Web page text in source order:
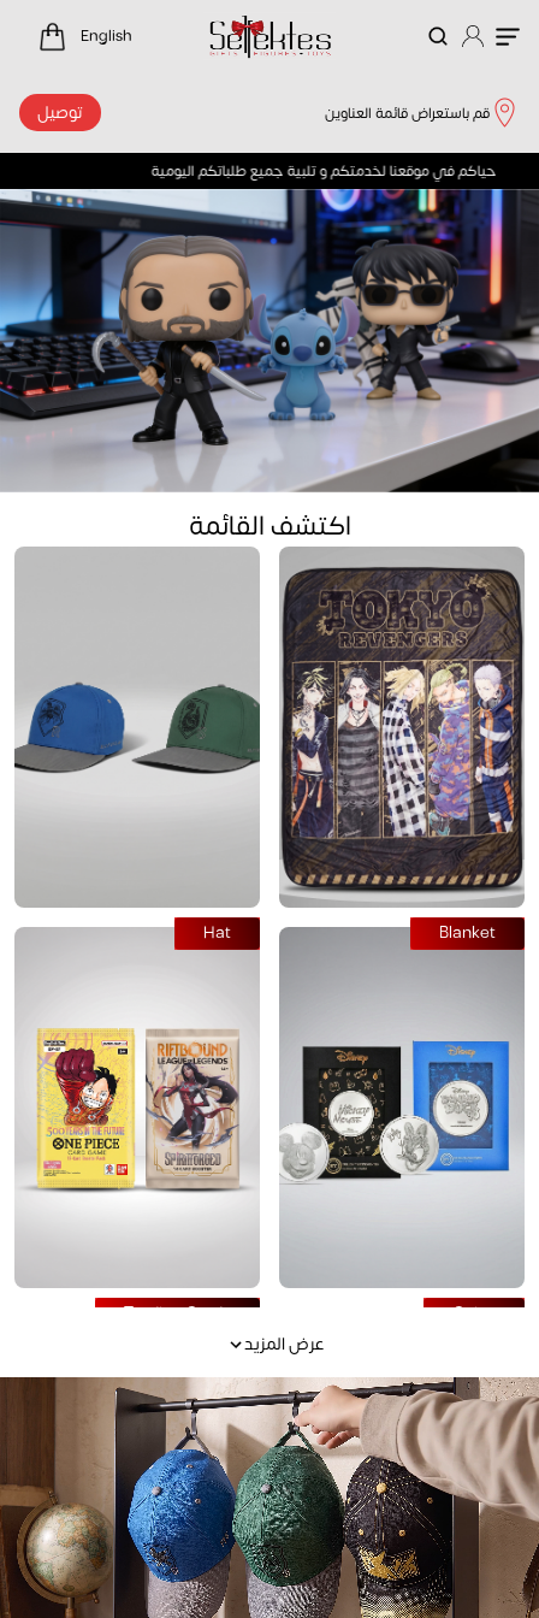
English
قم باستعراض قائمة العناوين توصيل
حياكم في موقعنا لخدمتكم و تلبية جميع طلباتكم اليومية
اكتشف القائمة
Blanket
Hat
Coins
Trading Cards
عرض المزيد